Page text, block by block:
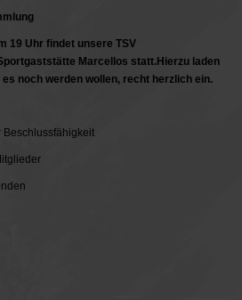
19 Uhr findet unsere TSV
Marcellos statt.Hierzu laden
noch werden wollen, recht herzlich ein.
Beschlussfähigkeit